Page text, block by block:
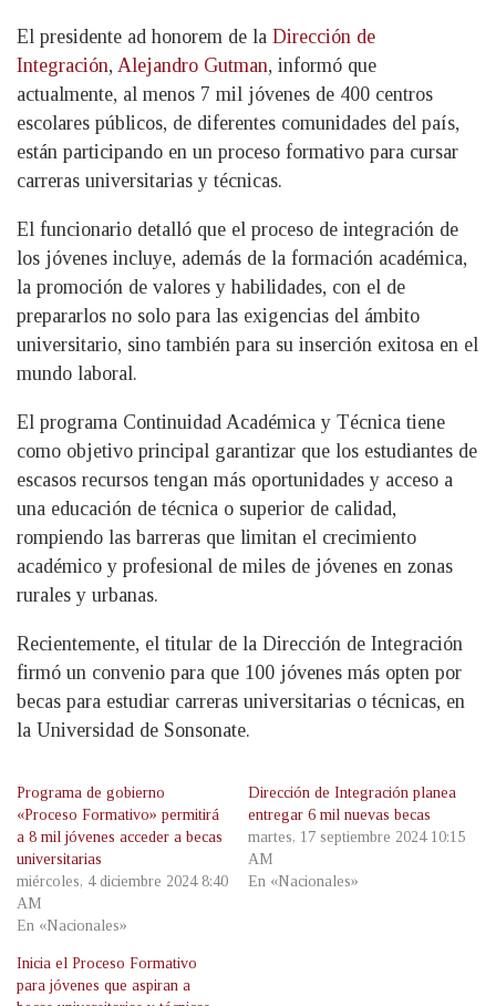
El presidente ad honorem de la Dirección de
Integración, Alejandro Gutman, informó que
actualmente, al menos 7 mil jóvenes de 400 centros
escolares públicos, de diferentes comunidades del país,
están participando en un proceso formativo para cursar
carreras universitarias y técnicas.
El funcionario detalló que el proceso de integración de
los jóvenes incluye, además de la formación académica,
la promoción de valores y habilidades, con el de
prepararlos no solo para las exigencias del ámbito
universitario, sino también para su inserción exitosa en el
mundo laboral.
El programa Continuidad Académica y Técnica tiene
como objetivo principal garantizar que los estudiantes de
escasos recursos tengan más oportunidades y acceso a
una educación de técnica o superior de calidad,
rompiendo las barreras que limitan el crecimiento
académico y profesional de miles de jóvenes en zonas
rurales y urbanas.
Recientemente, el titular de la Dirección de Integración
firmó un convenio para que 100 jóvenes más opten por
becas para estudiar carreras universitarias o técnicas, en
la Universidad de Sonsonate.
Programa de gobierno
«Proceso Formativo» permitirá
a 8 mil jóvenes acceder a becas
universitarias
miércoles, 4 diciembre 2024 8:40
AM
En «Nacionales»
Dirección de Integración planea
entregar 6 mil nuevas becas
martes, 17 septiembre 2024 10:15
AM
En «Nacionales»
Inicia el Proceso Formativo
para jóvenes que aspiran a